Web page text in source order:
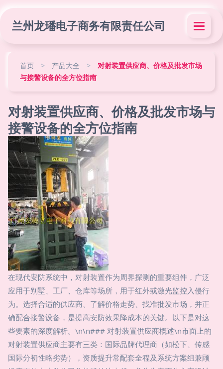
兰州龙璠电子商务有限责任公司
首页 > 产品大全 >
对射装置供应商、价格及批发市场
与接警设备的全方位指南
对射装置供应商、价格及批发市场与
接警设备的全方位指南
在现代安防系统中，对射装置作为周界探测的重要组件，广泛
应用于别墅、工厂、仓库等场所，用于红外或激光监控入侵行
为。选择合适的供应商、了解价格走势、找准批发市场，并正
确配合接警设备，是提高安防效果降成本的关键。以下是对这
些要素的深度解析。\n\n### 对射装置供应商概述\n市面上的
对射装置供应商主要有三类：国际品牌代理商（如松下、传感
国际分初性略劣势），资质提升常配套全程及系统方案组兼顾